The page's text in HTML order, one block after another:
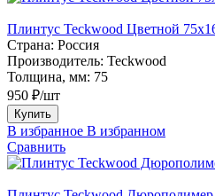
Плинтус Teckwood Цветной
Страна: Россия
Производитель: Teckwood
Толщина, мм: 75
950 ₽/шт
Купить
В избранное В избранном
Сравнить